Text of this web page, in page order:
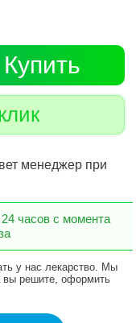
Купить
менеджер при
часов с момента
у нас лекарство. Мы
вы решите, оформить